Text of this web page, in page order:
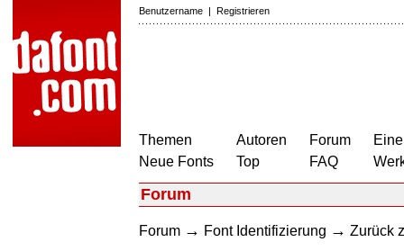
Benutzername | Registrieren
Themen
Neue Fonts
Autoren
Top
Forum
FAQ
Forum
Forum → Font Identifizierung → Zurück